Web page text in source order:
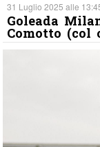
31 Luglio 2025 alle
Goleada
Comotto (col